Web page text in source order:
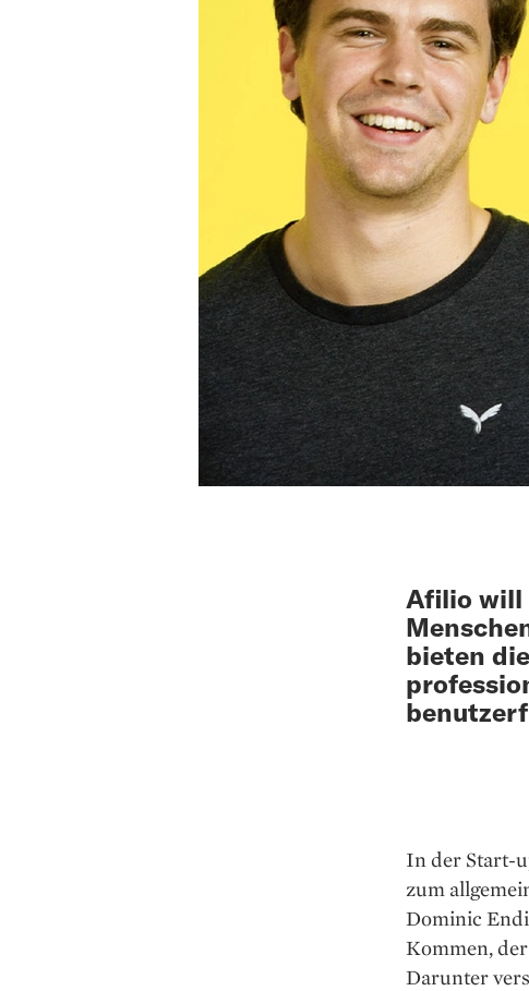
Afilio will
bieten
In der Start-
zum
Dominic
Kommen,
Darunter